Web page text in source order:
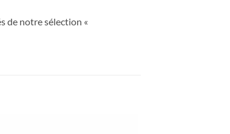
de notre sélection «